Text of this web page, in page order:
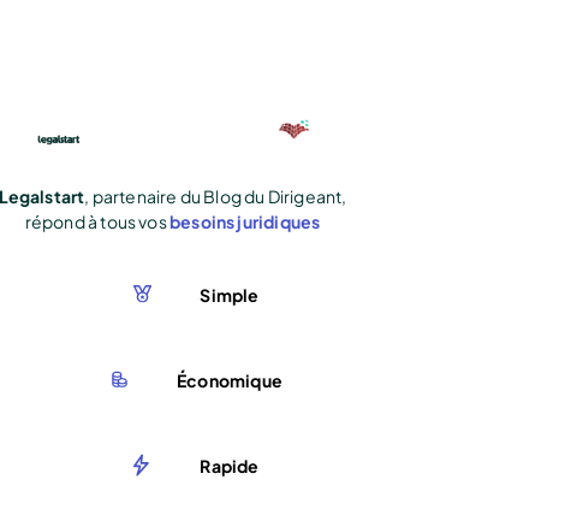
Legalstart, partenaire du Blog du Dirigeant,
répond à tous vosbesoins juridiques
Simple
Économique
Rapide